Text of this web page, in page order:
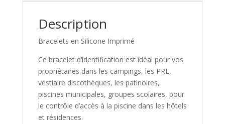
Description
Bracelets en Silicone Imprimé
Ce bracelet d’identification est idéal pour vos
propriétaires dans les campings, les PRL,
vestiaire discothèques, les patinoires,
piscines municipales, groupes scolaires, pour
le contrôle d’accès à la piscine dans les hôtels
et résidences.